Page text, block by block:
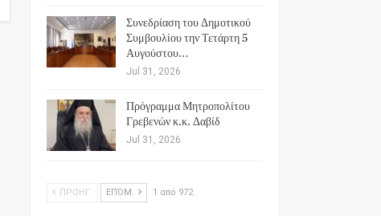
Συνεδρίαση του Δημοτικού
Συμβουλίου την Τετάρτη 5
Αυγούστου…
Jul 31, 2026
Πρόγραμμα Μητροπολίτου
Γρεβενών κ.κ. Δαβίδ
Jul 31, 2026
ΠΡΟΗΓ. ΕΠΌΜ. 1 από 972